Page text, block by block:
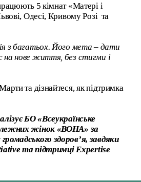
5 кімнат «Матері і
Одесі, Кривому Розі та
з багатьох. Його мета – дати
нове життя, без стигми і
та дізнайтеся, як підтримка
БО «Всеукраїнське
жінок «ВОНА» за
здоров’я, завдяки
та підтримці Expertise